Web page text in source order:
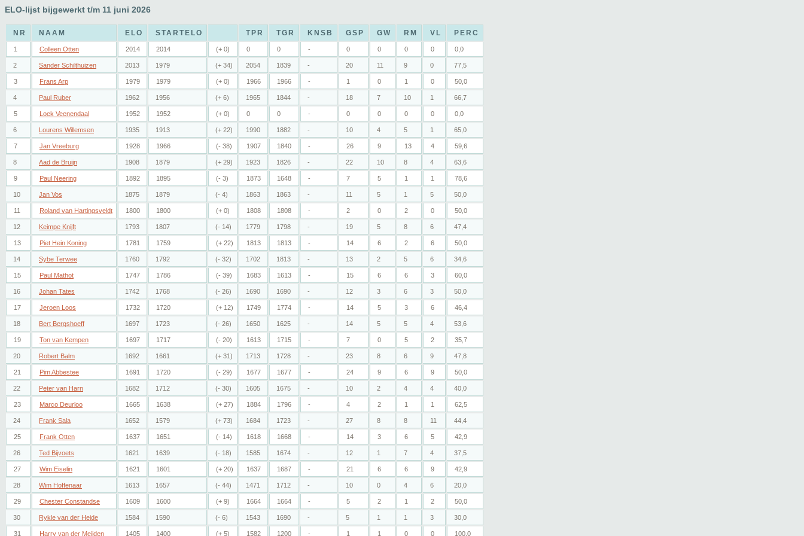
ELO-lijst bijgewerkt t/m 11 juni 2026
NR NAAM ELO STARTELO TPR TGR KNSB GSP GW RM VL PERC
1 Colleen Otten 2014 2014 (+ 0) 0 0 - 0 0 0 0 0,0
2 Sander Schilthuizen 2013 1979 (+ 34) 2054 1839 - 20 11 9 0 77,5
3 Frans Arp 1979 1979 (+ 0) 1966 1966 - 1 0 1 0 50,0
4 Paul Ruber 1962 1956 (+ 6) 1965 1844 - 18 7 10 1 66,7
5 Loek Veenendaal 1952 1952 (+ 0) 0 0 - 0 0 0 0 0,0
6 Lourens Willemsen 1935 1913 (+ 22) 1990 1882 - 10 4 5 1 65,0
7 Jan Vreeburg 1928 1966 (- 38) 1907 1840 - 26 9 13 4 59,6
8 Aad de Bruijn 1908 1879 (+ 29) 1923 1826 - 22 10 8 4 63,6
9 Paul Neering 1892 1895 (- 3) 1873 1648 - 7 5 1 1 78,6
10 Jan Vos 1875 1879 (- 4) 1863 1863 - 11 5 1 5 50,0
11 Roland van Hartingsveldt 1800 1800 (+ 0) 1808 1808 - 2 0 2 0 50,0
12 Keimpe Knijft 1793 1807 (- 14) 1779 1798 - 19 5 8 6 47,4
13 Piet Hein Koning 1781 1759 (+ 22) 1813 1813 - 14 6 2 6 50,0
14 Sybe Terwee 1760 1792 (- 32) 1702 1813 - 13 2 5 6 34,6
15 Paul Mathot 1747 1786 (- 39) 1683 1613 - 15 6 6 3 60,0
16 Johan Tates 1742 1768 (- 26) 1690 1690 - 12 3 6 3 50,0
17 Jeroen Loos 1732 1720 (+ 12) 1749 1774 - 14 5 3 6 46,4
18 Bert Bergshoeff 1697 1723 (- 26) 1650 1625 - 14 5 5 4 53,6
19 Ton van Kempen 1697 1717 (- 20) 1613 1715 - 7 0 5 2 35,7
20 Robert Balm 1692 1661 (+ 31) 1713 1728 - 23 8 6 9 47,8
21 Pim Abbestee 1691 1720 (- 29) 1677 1677 - 24 9 6 9 50,0
22 Peter van Harn 1682 1712 (- 30) 1605 1675 - 10 2 4 4 40,0
23 Marco Deurloo 1665 1638 (+ 27) 1884 1796 - 4 2 1 1 62,5
24 Frank Sala 1652 1579 (+ 73) 1684 1723 - 27 8 8 11 44,4
25 Frank Otten 1637 1651 (- 14) 1618 1668 - 14 3 6 5 42,9
26 Ted Bijvoets 1621 1639 (- 18) 1585 1674 - 12 1 7 4 37,5
27 Wim Eiselin 1621 1601 (+ 20) 1637 1687 - 21 6 6 9 42,9
28 Wim Hoffenaar 1613 1657 (- 44) 1471 1712 - 10 0 4 6 20,0
29 Chester Constandse 1609 1600 (+ 9) 1664 1664 - 5 2 1 2 50,0
30 Rykle van der Heide 1584 1590 (- 6) 1543 1690 - 5 1 1 3 30,0
31 Harry van der Meijden 1405 1400 (+ 5) 1582 1200 - 1 1 0 0 100,0